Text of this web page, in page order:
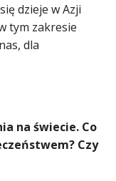
dzieje w Azji
tym zakresie
dla
na świecie. Co
Czy